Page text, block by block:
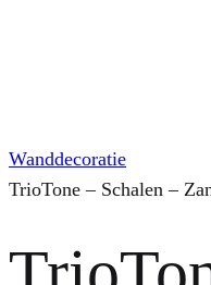
Wanddecoratie
TrioTone – Schalen –